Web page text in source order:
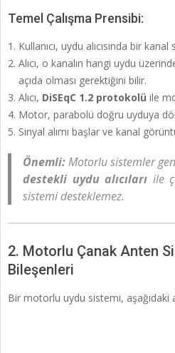
Temel Çalışma Prensibi:
Kullanıcı, uydu alıcısında bir kanal
Alıcı, o kanalın hangi uydu
açıda olması gerektiğini bilir.
Alıcı, DiSEqC 1.2 protokolü ile
Motor, parabolü doğru uyduya
Sinyal alımı başlar ve kanal
Önemli:Motorlu sistemler
destekli uydu alıcıları ile
sistemi desteklemez.
2. Motorlu Çanak Anten
Bileşenleri
Bir motorlu uydu sistemi, aşağıdaki